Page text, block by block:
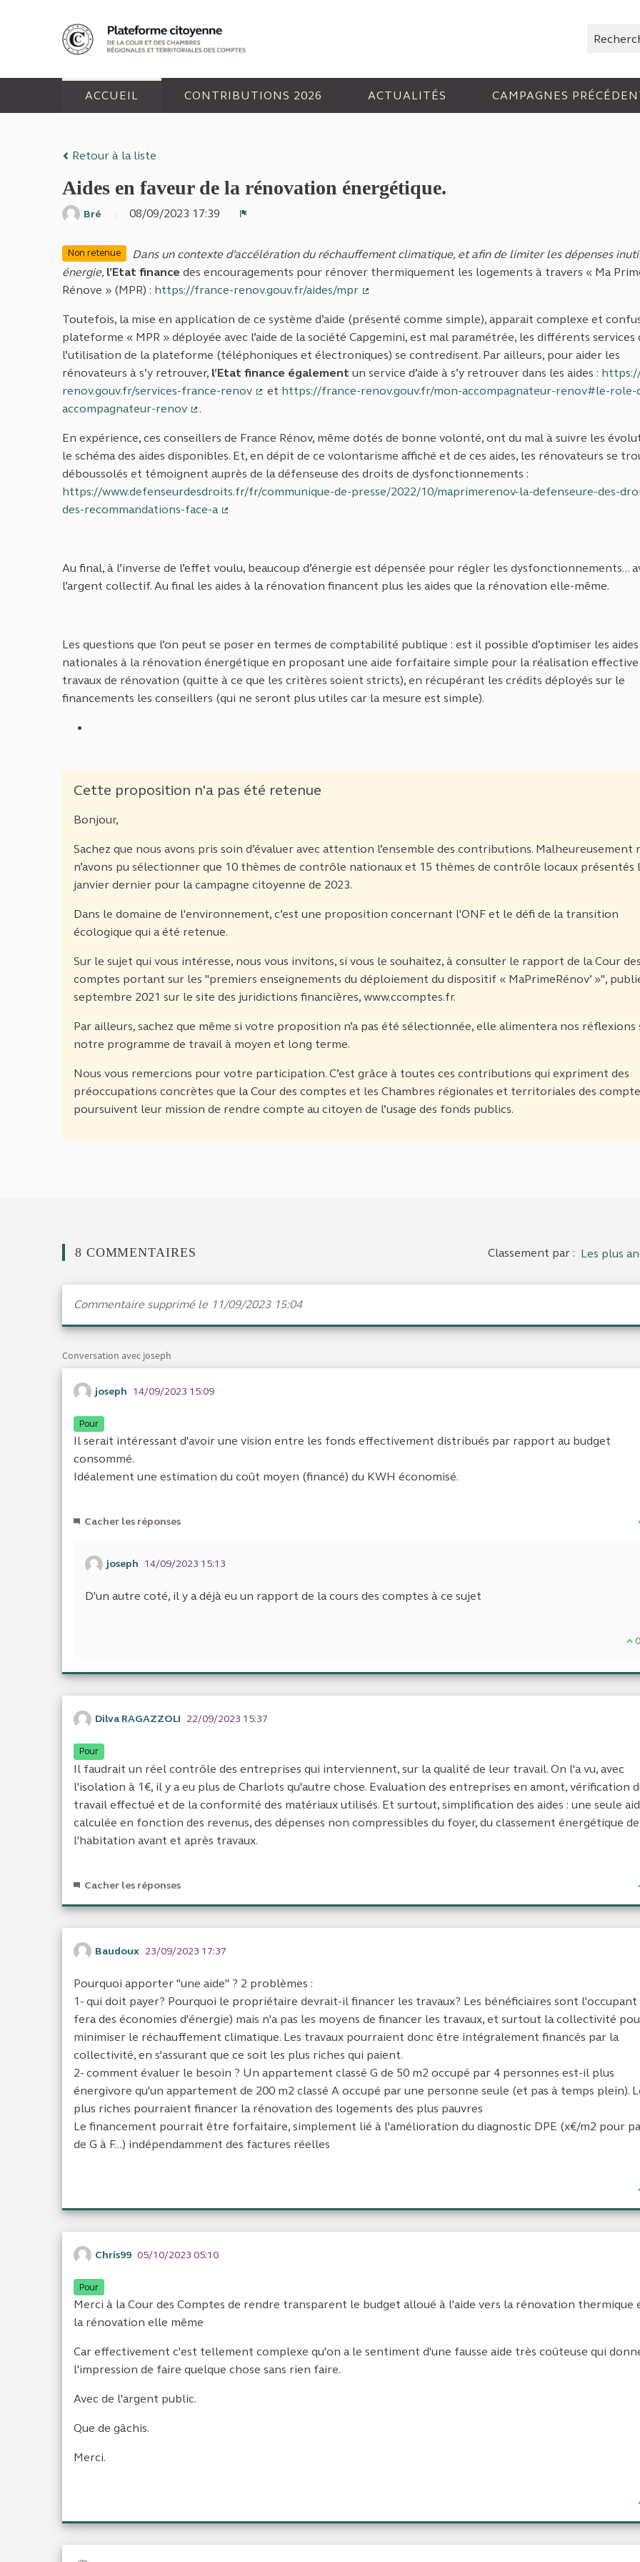
Rechercher
ACCUEIL CONTRIBUTIONS 2026 ACTUALITÉS CAMPAGNES
Retour à la liste
Aides en faveur de la rénovation énergétique.
Bré
08/09/2023 17:39
Non retenue
Dans un contexte d’accélération du réchauffement climatique, et afin de limiter les dépenses
énergie, l’Etat finance des encouragements pour rénover thermiquement les logements à travers « Ma
Rénove » (MPR) : https://france-renov.gouv.fr/aides/mpr
Toutefois, la mise en application de ce système d’aide (présenté comme simple), apparait complexe et
plateforme « MPR » déployée avec l’aide de la société Capgemini, est mal paramétrée, les différents services
l’utilisation de la plateforme (téléphoniques et électroniques) se contredisent. Par ailleurs, pour aider les
rénovateurs à s’y retrouver, l’Etat finance également un service d’aide à s’y retrouver dans les aides :
renov.gouv.fr/services-france-renov
et https://france-renov.gouv.fr/mon-accompagnateur-renov#le-role-
accompagnateur-renov
.
En expérience, ces conseillers de France Rénov, même dotés de bonne volonté, ont du mal à suivre les
le schéma des aides disponibles. Et, en dépit de ce volontarisme affiché et de ces aides, les rénovateurs se
déboussolés et témoignent auprès de la défenseuse des droits de dysfonctionnements :
https://www.defenseurdesdroits.fr/fr/communique-de-presse/2022/10/maprimerenov-la-defenseure-des-
des-recommandations-face-a
Au final, à l’inverse de l’effet voulu, beaucoup d’énergie est dépensée pour régler les dysfonctionnements...
l’argent collectif. Au final les aides à la rénovation financent plus les aides que la rénovation elle-même.
Les questions que l’on peut se poser en termes de comptabilité publique : est il possible d’optimiser les aides
nationales à la rénovation énergétique en proposant une aide forfaitaire simple pour la réalisation effective
travaux de rénovation (quitte à ce que les critères soient stricts), en récupérant les crédits déployés sur le
financements les conseillers (qui ne seront plus utiles car la mesure est simple).
Cette proposition n'a pas été retenue
Bonjour,
Sachez que nous avons pris soin d’évaluer avec attention l’ensemble des contributions. Malheureusement
n’avons pu sélectionner que 10 thèmes de contrôle nationaux et 15 thèmes de contrôle locaux présentés
janvier dernier pour la campagne citoyenne de 2023.
Dans le domaine de l'environnement, c’est une proposition concernant l'ONF et le défi de la transition
écologique qui a été retenue.
Sur le sujet qui vous intéresse, nous vous invitons, si vous le souhaitez, à consulter le rapport de la Cour des
comptes portant sur les "premiers enseignements du déploiement du dispositif « MaPrimeRénov’ »",
septembre 2021 sur le site des juridictions financières, www.ccomptes.fr.
Par ailleurs, sachez que même si votre proposition n’a pas été sélectionnée, elle alimentera nos réflexions
notre programme de travail à moyen et long terme.
Nous vous remercions pour votre participation. C’est grâce à toutes ces contributions qui expriment des
préoccupations concrètes que la Cour des comptes et les Chambres régionales et territoriales des
poursuivent leur mission de rendre compte au citoyen de l’usage des fonds publics.
8 COMMENTAIRES Classement par : Les plus
Commentaire supprimé le 11/09/2023 15:04
Conversation avec joseph
joseph 14/09/2023 15:09
Pour
Il serait intéressant d'avoir une vision entre les fonds effectivement distribués par rapport au budget
consommé.
Idéalement une estimation du coût moyen (financé) du KWH économisé.
Cacher les réponses
joseph 14/09/2023 15:13
D'un autre coté, il y a déjà eu un rapport de la cours des comptes à ce sujet
Je0
Dilva RAGAZZOLI 22/09/2023 15:37
Pour
Il faudrait un réel contrôle des entreprises qui interviennent, sur la qualité de leur travail. On l'a vu, avec
l'isolation à 1€, il y a eu plus de Charlots qu'autre chose. Evaluation des entreprises en amont, vérification
travail effectué et de la conformité des matériaux utilisés. Et surtout, simplification des aides : une seule
calculée en fonction des revenus, des dépenses non compressibles du foyer, du classement énergétique de
l'habitation avant et après travaux.
Cacher les réponses
Baudoux 23/09/2023 17:37
Pourquoi apporter "une aide" ? 2 problèmes :
1- qui doit payer? Pourquoi le propriétaire devrait-il financer les travaux? Les bénéficiaires sont l'occupant
fera des économies d'énergie) mais n'a pas les moyens de financer les travaux, et surtout la collectivité
minimiser le réchauffement climatique. Les travaux pourraient donc être intégralement financés par la
collectivité, en s'assurant que ce soit les plus riches qui paient.
2- comment évaluer le besoin ? Un appartement classé G de 50 m2 occupé par 4 personnes est-il plus
énergivore qu'un appartement de 200 m2 classé A occupé par une personne seule (et pas à temps plein).
plus riches pourraient financer la rénovation des logements des plus pauvres
Le financement pourrait être forfaitaire, simplement lié à l'amélioration du diagnostic DPE (x€/m2 pour
de G à F...) indépendamment des factures réelles
Chris99 05/10/2023 05:10
Pour
Merci à la Cour des Comptes de rendre transparent le budget alloué à l'aide vers la rénovation thermique
la rénovation elle même
Car effectivement c'est tellement complexe qu'on a le sentiment d'une fausse aide très coûteuse qui
l'impression de faire quelque chose sans rien faire.
Avec de l'argent public.
Que de gâchis.
Merci.